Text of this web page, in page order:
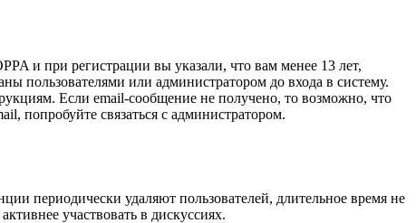
и при регистрации вы указали, что вам менее 13 лет,
пользователями или администратором до входа в систему.
Если email-сообщение не получено, то возможно, что
попробуйте связаться с администратором.
периодически удаляют пользователей, длительное время не
участвовать в дискуссиях.